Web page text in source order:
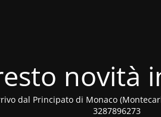
novità
dal Principato di Monaco
3287896273